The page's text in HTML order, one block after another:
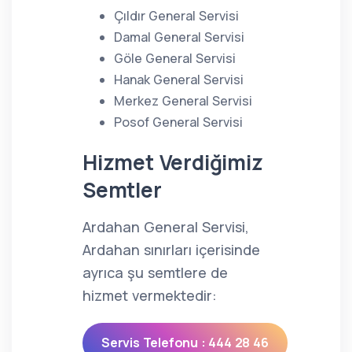
Çıldır General Servisi
Damal General Servisi
Göle General Servisi
Hanak General Servisi
Merkez General Servisi
Posof General Servisi
Hizmet Verdiğimiz
Semtler
Ardahan General Servisi,
Ardahan sınırları içerisinde
ayrıca şu semtlere de
hizmet vermektedir:
Servis Telefonu : 444 28 46